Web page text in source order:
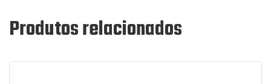
Produtos relacionados